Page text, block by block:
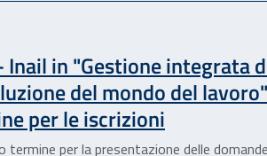
Inail in "Gestione integrata
del mondo del
per le iscrizioni
termine per la presentazione delle